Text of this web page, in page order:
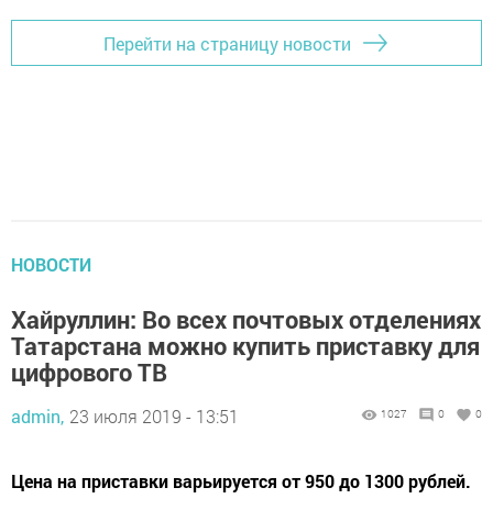
Перейти на страницу новости
НОВОСТИ
Хайруллин: Во всех почтовых отделениях
Татарстана можно купить приставку для
цифрового ТВ
admin, 23 июля 2019 - 13:51 1027 0 0
Цена на приставки варьируется от 950 до 1300 рублей.